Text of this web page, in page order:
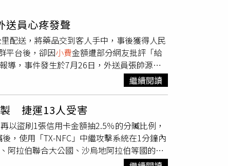
員心疼發聲
配送，將藥品交到客人手中，事後獲得人民
平台後，卻因小費金額遭部分網友批評「給
導，事件發生於7月26日，外送員張帥源當
家中病患急需使用，希望能盡快送達，並
。張帥源表示，該筆訂單實際配送距離約8
完成配送，順利將藥品送到顧客手中。顧客
小費
，以表達感謝之意。張帥源透露，自己當
時、安全地把急需藥品送達，就是自己最欣
表揚外送員，卻引來部分網友批評小費金額
看見好心顧客無端遭受網暴，心裡相當難
繼續閱讀
製 捷運13人受害
以盜刷1張信用卡金額抽2.5％的分贓比例，
，使用「TX-NFC」中繼攻擊系統在1分鐘內
阿拉伯聯合大公國、沙烏地阿拉伯等國的實
先收到銀行通知。全案曝光源自今年3月